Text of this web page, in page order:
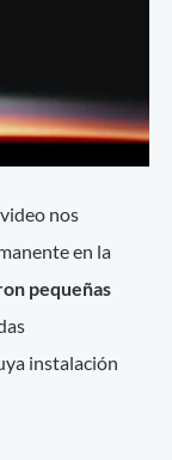
nos
en la
pequeñas
instalación